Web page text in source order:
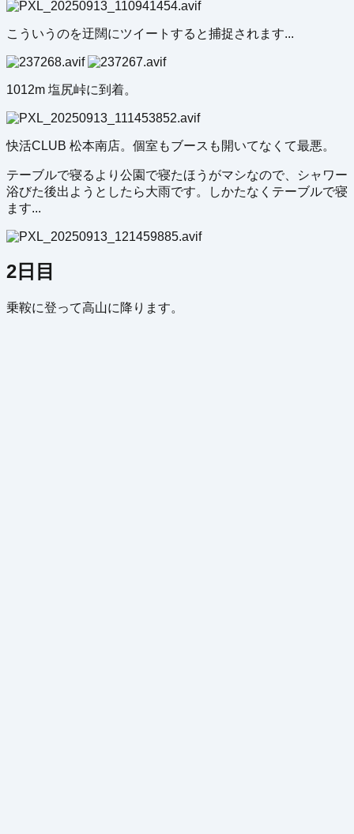
こういうのを迂闊にツイートすると捕捉されます...
1012m 塩尻峠に到着。
快活CLUB 松本南店。個室もブースも開いてなくて最悪。
テーブルで寝るより公園で寝たほうがマシなので、シャワー
浴びた後出ようとしたら大雨です。しかたなくテーブルで寝
ます...
2日目
乗鞍に登って高山に降ります。